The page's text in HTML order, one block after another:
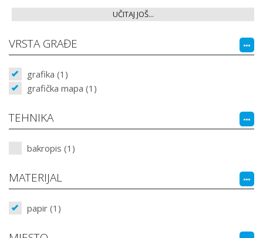
UČITAJ JOŠ...
VRSTA GRAĐE
grafika (1)
grafička mapa (1)
TEHNIKA
bakropis (1)
MATERIJAL
papir (1)